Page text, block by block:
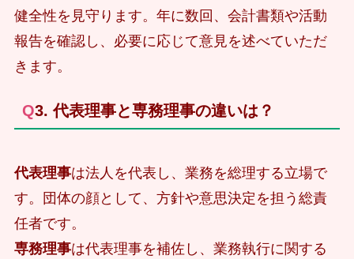
健全性を見守ります。年に数回、会計書類や活動
報告を確認し、必要に応じて意見を述べていただ
きます。
Q3. 代表理事と専務理事の違いは？
代表理事は法人を代表し、業務を総理する立場で
す。団体の顔として、方針や意思決定を担う総責
任者です。
専務理事は代表理事を補佐し、業務執行に関する